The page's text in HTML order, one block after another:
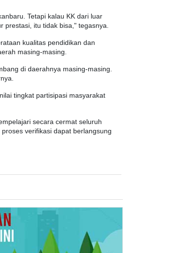
Tetapi kalau KK dari luar
prestasi, itu tidak bisa," tegasnya.
kualitas pendidikan dan
masing-masing.
di daerahnya masing-masing.
tingkat partisipasi masyarakat
secara cermat seluruh
verifikasi dapat berlangsung